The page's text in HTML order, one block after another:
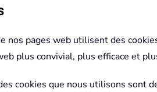
nos pages web utilisent des
plus convivial, plus efficace et
cookies que nous utilisons sont